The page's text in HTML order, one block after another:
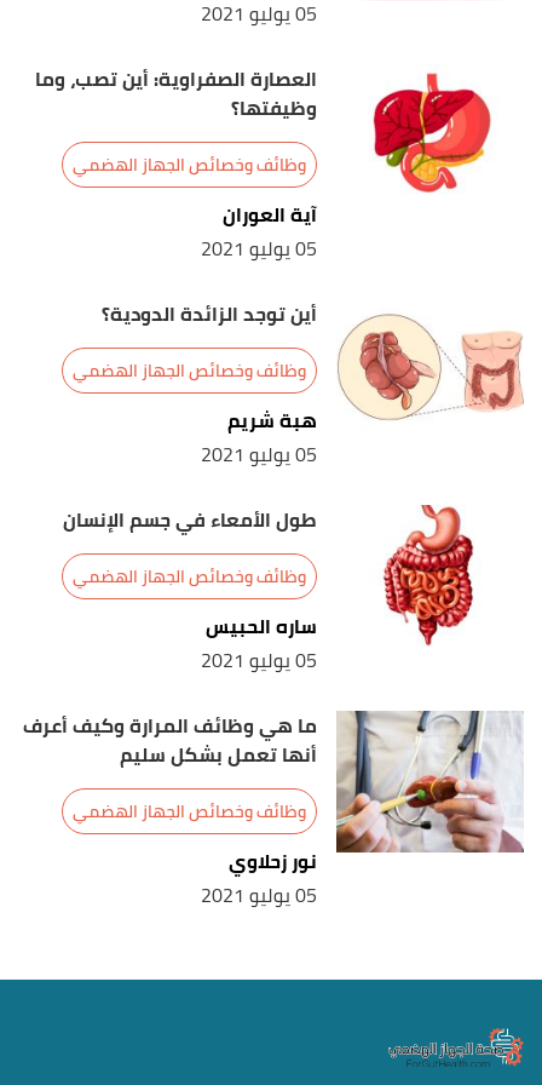
,mayoclinic, Retrieved 11/8/2021.
Edited.
↑
"The Colon: What it is, What it Does and Why it is
Important",fascrs, Retrieved 11/8/2021. Edited.
05 يوليو 2021
العصارة الصفراوية: أين تصب، وما
وظيفتها؟
وظائف وخصائص الجهاز الهضمي
آية العوران
05 يوليو 2021
أين توجد الزائدة الدودية؟
وظائف وخصائص الجهاز الهضمي
هبة شريم
05 يوليو 2021
طول الأمعاء في جسم الإنسان
وظائف وخصائص الجهاز الهضمي
ساره الحبيس
05 يوليو 2021
ما هي وظائف المرارة وكيف أعرف
أنها تعمل بشكل سليم
وظائف وخصائص الجهاز الهضمي
نور زحلاوي
05 يوليو 2021